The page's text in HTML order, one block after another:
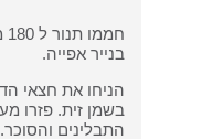
בנייר אפייה.
הניחו את חצאי
בשמן זית. פזרו